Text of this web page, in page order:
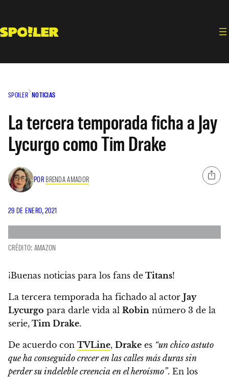
contenido
SPOILER NOTICIAS
La tercera temporada ficha a Jay
Lycurgo como Tim Drake
POR BRENDA AMADOR
29 DE ENERO, 2021
CRÉDITO: AMAZON
¡Buenas noticias para los fans de Titans!
La tercera temporada ha fichado al actor Jay
Lycurgo para darle vida al Robin número 3 de la
serie, Tim Drake.
De acuerdo con TVLine, Drake es “un chico astuto
que ha conseguido crecer en las calles más duras sin
perder su indeleble creencia en el heroísmo”. En los